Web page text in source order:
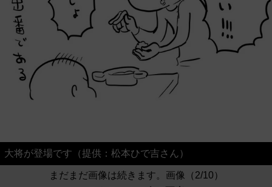
大将が登場です（提供：松本ひで吉さん）
まだまだ画像は続きます。画像（2/10）